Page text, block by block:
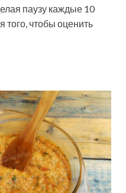
паузу каждые 10
того, чтобы оценить